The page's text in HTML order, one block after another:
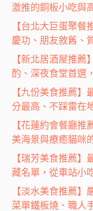
激推的銅板小吃與
【台北大巨蛋聚餐
慶功、朋友敘舊、
【新北居酒屋推薦
酌、深夜食堂首選
【九份美食推薦】
分最高、不踩雷在
【花蓮約會餐廳推
美海景與療癒貓咪
【瑞芳美食推薦】
藏名單，從車站小
【淡水美食推薦】
菜單鐵板燒、職人